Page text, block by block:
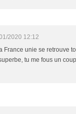
2020 12:12
France unie se retrouve
tu me fous un